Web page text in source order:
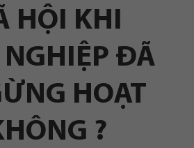
HỘI KHI
ĐÃ
HOẠT
?